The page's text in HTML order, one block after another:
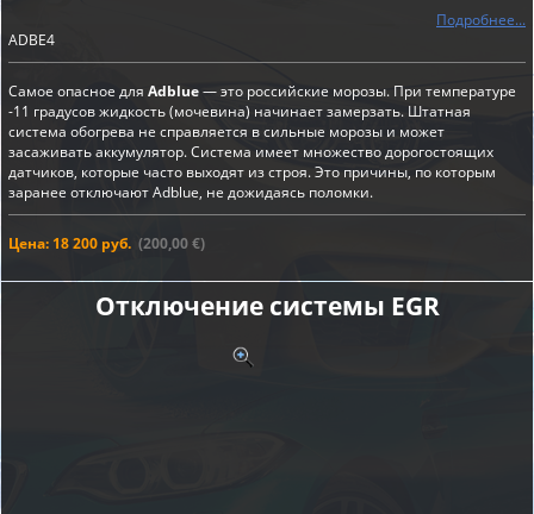
Подробнее...
ADBE4
Самое опасное для Adblue— это российские морозы. При температуре
-11 градусов жидкость (мочевина) начинает замерзать. Штатная
система обогрева не справляется в сильные морозы и может
засаживать аккумулятор. Система имеет множество дорогостоящих
датчиков, которые часто выходят из строя. Это причины, по которым
заранее отключают Adblue, не дожидаясь поломки.
Цена: 18 200 руб. (200,00 €)
Отключение системы EGR